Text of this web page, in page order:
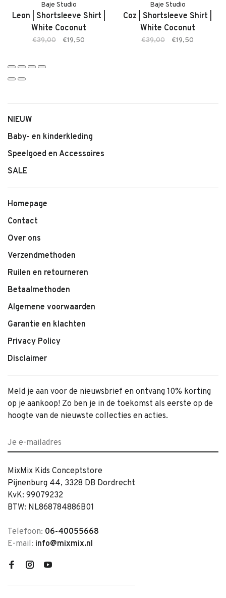
• Comfortabele pasvorm
• Ideaal voor warme dagen
• Makkelijk te combineren
Baje Studio
Leon | Shortsleeve Shirt |
White Coconut
€39,00 €19,50
Baje Studio
Coz | Shortsleeve Shirt |
White Coconut
€39,00 €19,50
NIEUW
Baby- en kinderkleding
Speelgoed en Accessoires
SALE
Homepage
Contact
Over ons
Verzendmethoden
Ruilen en retourneren
Betaalmethoden
Algemene voorwaarden
Garantie en klachten
Privacy Policy
Disclaimer
Meld je aan voor de nieuwsbrief en ontvang 10% korting
op je aankoop! Zo ben je in de toekomst als eerste op de
hoogte van de nieuwste collecties en acties.
MixMix Kids Conceptstore
Pijnenburg 44, 3328 DB Dordrecht
KvK: 99079232
BTW: NL868784886B01
Telefoon: 06-40055668
E-mail: info@mixmix.nl